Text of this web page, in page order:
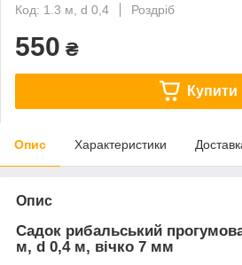
Код: 1.3 м, d 0,4
Роздріб
550 ₴
Купити
Опис Характеристики
Опис
Садок рибальський
м, d 0,4 м, вічко 7 мм